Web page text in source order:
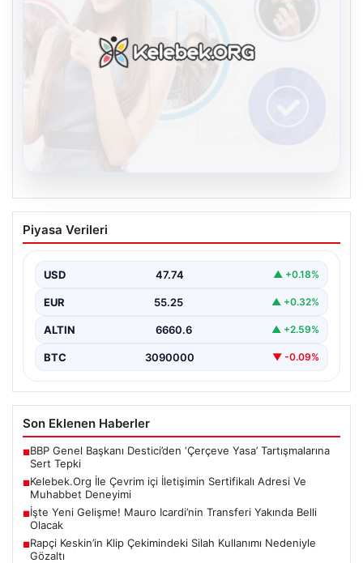
Kelebek.Org İle Çevrim içi İletişimin
Sertifikalı Adresi Ve Muhabbet
Sanal ortamında insanların kaliteli bir biçimde bağlantı
birçok…
Piyasa Verileri
USD 47.74 ▲ +0.18%
EUR 55.25 ▲ +0.32%
ALTIN 6660.6 ▲ +2.59%
BTC 3090000 ▼ -0.09%
Son Eklenen Haberler
■BBP Genel Başkanı Destici’den ‘Çerçeve Yasa’ Tartışmalarına
Sert Tepki
■Kelebek.Org İle Çevrim içi İletişimin Sertifikalı Adresi Ve
Muhabbet Deneyimi
■İşte Yeni Gelişme! Mauro Icardi’nin Transferi Yakında Belli
Olacak
■Rapçi Keskin’in Klip Çekimindeki Silah Kullanımı Nedeniyle
Gözaltı